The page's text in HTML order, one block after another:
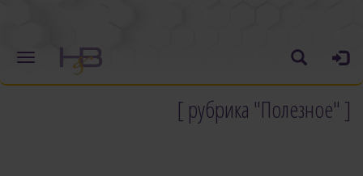
[ рубрика "Полезное" ]